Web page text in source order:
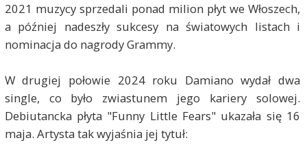
2021 muzycy sprzedali ponad milion płyt we Włoszech,
a później nadeszły sukcesy na światowych listach i
nominacja do nagrody Grammy.
W drugiej połowie 2024 roku Damiano wydał dwa
single, co było zwiastunem jego kariery solowej.
Debiutancka płyta "Funny Little Fears" ukazała się 16
maja. Artysta tak wyjaśnia jej tytuł: